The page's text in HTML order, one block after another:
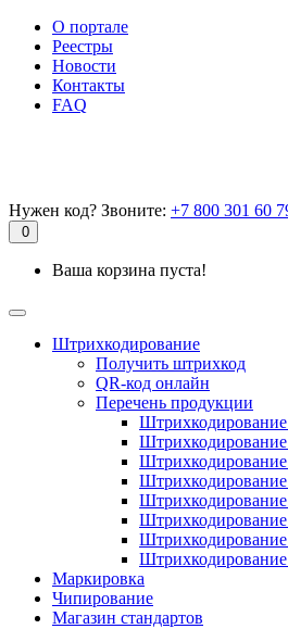
О портале
Реестры
Новости
Контакты
FAQ
Нужен код? Звоните: +7 800 301 60
0
Ваша корзина пуста!
Штрихкодирование
Получить штрихкод
QR-код онлайн
Перечень продукции
Штрихкодирование
Штрихкодирование
Штрихкодирование
Штрихкодирование
Штрихкодирование
Маркировка
Чипирование
Магазин стандартов